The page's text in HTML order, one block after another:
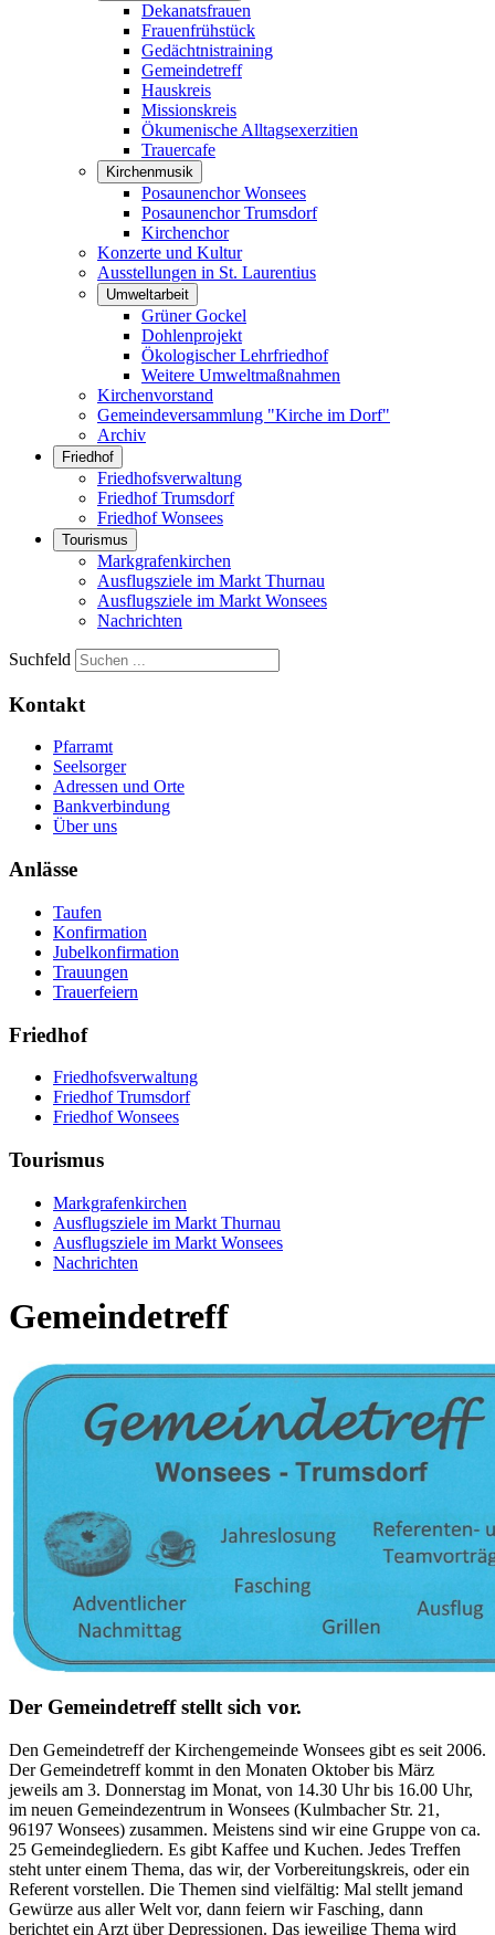
Dekanatsfrauen
Frauenfrühstück
Gedächtnistraining
Gemeindetreff
Hauskreis
Missionskreis
Ökumenische Alltagsexerzitien
Trauercafe
Kirchenmusik
Posaunenchor Wonsees
Posaunenchor Trumsdorf
Kirchenchor
Konzerte und Kultur
Ausstellungen in St. Laurentius
Umweltarbeit
Grüner Gockel
Dohlenprojekt
Ökologischer Lehrfriedhof
Weitere Umweltmaßnahmen
Kirchenvorstand
Gemeindeversammlung "Kirche im Dorf"
Archiv
Friedhof
Friedhofsverwaltung
Friedhof Trumsdorf
Friedhof Wonsees
Tourismus
Markgrafenkirchen
Ausflugsziele im Markt Thurnau
Ausflugsziele im Markt Wonsees
Nachrichten
Suchfeld
Kontakt
Pfarramt
Seelsorger
Adressen und Orte
Bankverbindung
Über uns
Anlässe
Taufen
Konfirmation
Jubelkonfirmation
Trauungen
Trauerfeiern
Friedhof
Friedhofsverwaltung
Friedhof Trumsdorf
Friedhof Wonsees
Tourismus
Markgrafenkirchen
Ausflugsziele im Markt Thurnau
Ausflugsziele im Markt Wonsees
Nachrichten
Gemeindetreff
Der Gemeindetreff stellt sich vor.
Den Gemeindetreff der Kirchengemeinde Wonsees gibt es seit 2006.
Der Gemeindetreff kommt in den Monaten Oktober bis März
jeweils am 3. Donnerstag im Monat, von 14.30 Uhr bis 16.00 Uhr,
im neuen Gemeindezentrum in Wonsees (Kulmbacher Str. 21,
96197 Wonsees) zusammen. Meistens sind wir eine Gruppe von ca.
25 Gemeindegliedern. Es gibt Kaffee und Kuchen. Jedes Treffen
steht unter einem Thema, das wir, der Vorbereitungskreis, oder ein
Referent vorstellen. Die Themen sind vielfältig: Mal stellt jemand
Gewürze aus aller Welt vor, dann feiern wir Fasching, dann
berichtet ein Arzt über Depressionen. Das jeweilige Thema wird